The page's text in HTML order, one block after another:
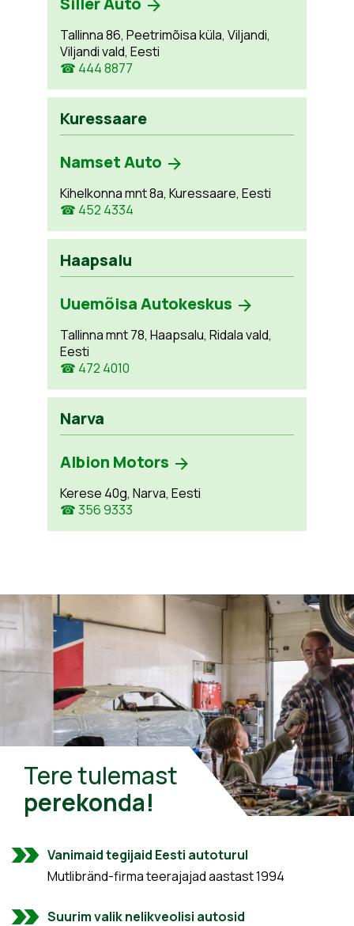
Tallinna 86, Peetrimõisa küla, Viljandi,
Viljandi vald, Eesti
☎ 444 8877
Kuressaare
Namset Auto
Kihelkonna mnt 8a, Kuressaare, Eesti
☎ 452 4334
Haapsalu
Uuemõisa Autokeskus
Tallinna mnt 78, Haapsalu, Ridala vald,
Eesti
☎ 472 4010
Narva
Albion Motors
Kerese 40g, Narva, Eesti
☎ 356 9333
Tere tulemast
perekonda!
Vanimaid tegijaid Eesti autoturul
Mutlibränd-firma teerajajad aastast 1994
Suurim valik nelikveolisi autosid